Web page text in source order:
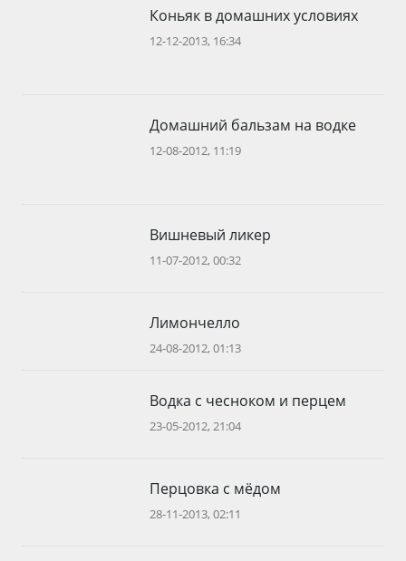
Коньяк в домашних условиях
12-12-2013, 16:34
Домашний бальзам на водке
12-08-2012, 11:19
Вишневый ликер
11-07-2012, 00:32
Лимончелло
24-08-2012, 01:13
Водка с чесноком и перцем
23-05-2012, 21:04
Перцовка с мёдом
28-11-2013, 02:11